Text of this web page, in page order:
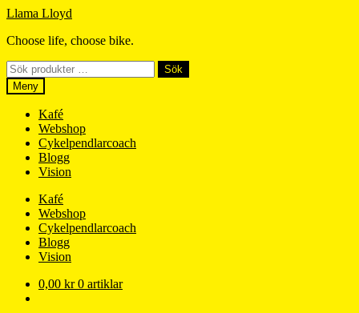
Hoppa
navigering
Hoppa
innehåll
Llama Lloyd
Choose life, choose bike.
Sök
efter:
Sök
Meny
Kafé
Webshop
Cykelpendlarcoach
Blogg
Vision
Kafé
Webshop
Cykelpendlarcoach
Blogg
Vision
0,00 kr 0 artiklar